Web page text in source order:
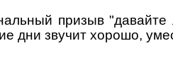
призыв "давайте
дни звучит хорошо,